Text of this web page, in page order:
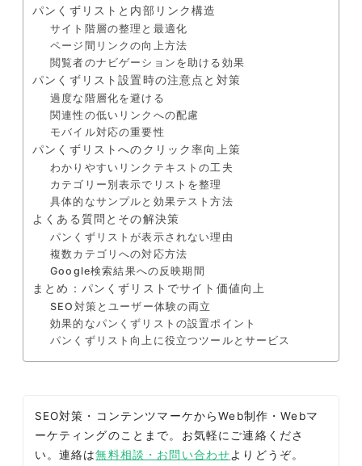
パンくずリストと内部リンク構造
サイト階層の整理と最適化
ページ間リンクの向上方法
閲覧者のナビゲーションを助ける効果
パンくずリスト設置時の注意点と対策
過度な階層化を避ける
関連性の低いリンクへの配慮
モバイル対応の重要性
パンくずリストへのクリック率向上策
わかりやすいリンクテキストの工夫
カテゴリー別表示でリストを整理
具体的なサンプルと効果テスト方法
よくある質問とその解決策
パンくずリストが表示されない理由
複数カテゴリへの対応方法
Google検索結果への反映期間
まとめ：パンくずリストでサイト価値向上
SEO対策とユーザー体験の両立
効果的なパンくずリストの設置ポイント
パンくずリスト向上に役立つツールとサービス
SEO対策・コンテンツマーケからWeb制作・Webマ
ーケティングのことまで。お気軽にご連絡くださ
い。連絡は無料相談・お問い合わせよりどうぞ。